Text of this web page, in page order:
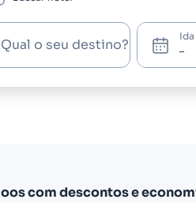
Qual o seu destino?
Ida
com descontos e